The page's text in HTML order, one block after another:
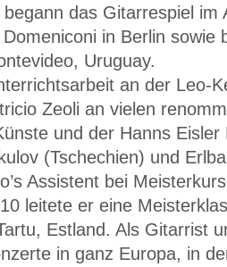
das Gitarrespiel
in Berlin sowie
Uruguay.
an der Leo-
Zeoli an vielen
und der Hanns
(Tschechien) und
Assistent bei
leitete er eine
Estland. Als Gitarrist
in ganz Europa, in